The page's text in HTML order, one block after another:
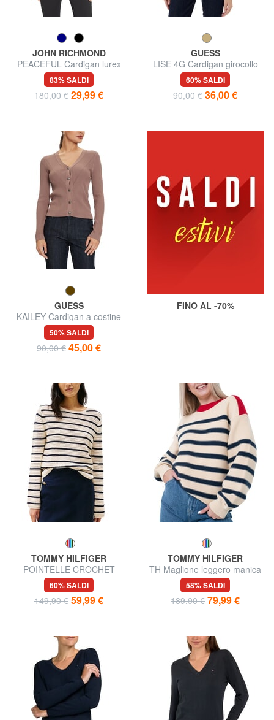
JOHN RICHMOND
PEACEFUL Cardigan lurex
con bottoni
83% SALDI
180,00 € 29,99 €
GUESS
LISE 4G Cardigan girocollo
60% SALDI
90,00 € 36,00 €
GUESS
KAILEY Cardigan a costine
con bottoni
50% SALDI
90,00 € 45,00 €
FINO AL -70%
TOMMY HILFIGER
POINTELLE CROCHET
Maglioncino leggero a righe
60% SALDI
149,90 € 59,99 €
TOMMY HILFIGER
TH Maglione leggero manica
a lanterna
58% SALDI
189,90 € 79,99 €